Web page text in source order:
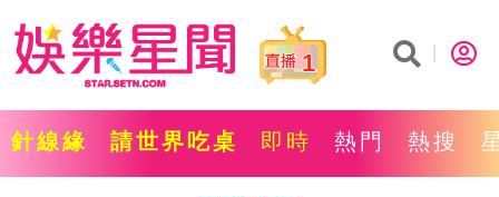
1
針線緣 請世界吃桌 即時 熱門 熱搜